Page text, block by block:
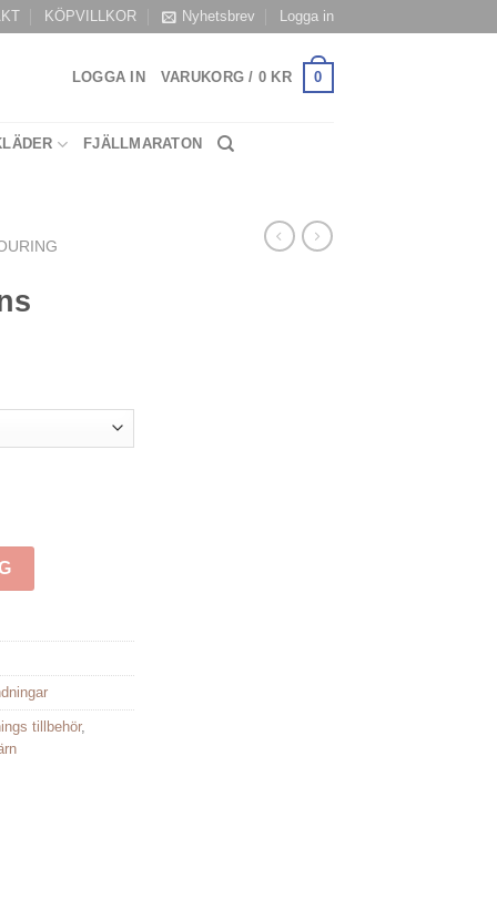
KÖPVILLKOR Nyhetsbrev Logga in
LOGGA IN VARUKORG / 0 KR 0
FJÄLLMARATON
tillbehör,